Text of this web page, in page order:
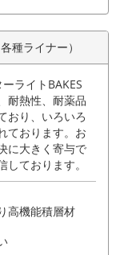
種ライナー）
ライトBAKES
耐熱性、耐薬品
おり、いろいろ
ております。お
に大きく寄与で
しております。
高機能積層材